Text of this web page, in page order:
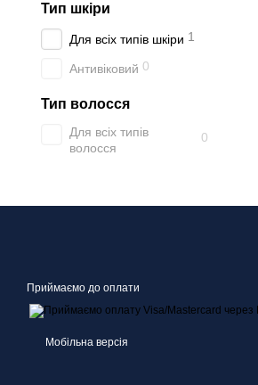
Тип шкіри
Для всіх типів шкіри 1
Антивіковий 0
Тип волосся
Для всіх типів
волосся
0
Приймаємо до оплати
Мобільна версія